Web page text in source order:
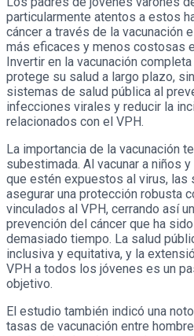
particularmente atentos a estos
cáncer a través de la vacunación
más eficaces y menos costosas
Invertir en la vacunación
protege su salud a largo plazo,
sistemas de salud pública al
infecciones virales y reducir la
relacionados con el VPH.
La importancia de la vacunación
subestimada. Al vacunar a niños
que estén expuestos al virus, las
asegurar una protección robusta
vinculados al VPH, cerrando así
prevención del cáncer que ha
demasiado tiempo. La salud
inclusiva y equitativa, y la
VPH a todos los jóvenes es un
objetivo.
El estudio también indicó una
tasas de vacunación entre